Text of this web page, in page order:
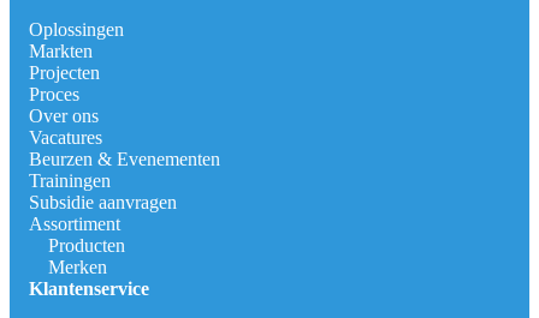
Oplossingen
Markten
Projecten
Proces
Over ons
Vacatures
Beurzen & Evenementen
Trainingen
Subsidie aanvragen
Assortiment
Producten
Merken
Klantenservice